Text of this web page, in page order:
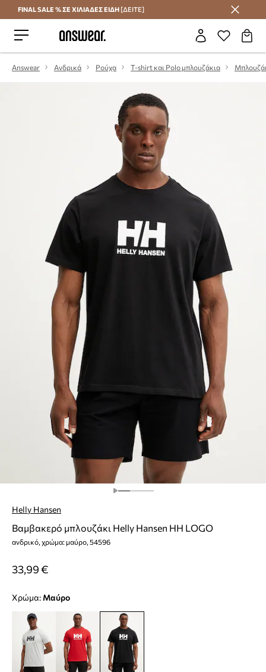
Εξοικονομήστε με το Answear Club
FINAL SALE % ΣΕ ΧΙΛΙΑΔΕΣ ΕΙΔΗ [ΔΕΙΤΕ]
Answear Ανδρικά Ρούχα T-shirt και Polo μπλουζάκια
Helly Hansen
Βαμβακερό μπλουζάκι Helly Hansen HH LOGO
ανδρικό, χρώμα: μαύρο, 54596
33,99 €
Χρώμα: μαύρο